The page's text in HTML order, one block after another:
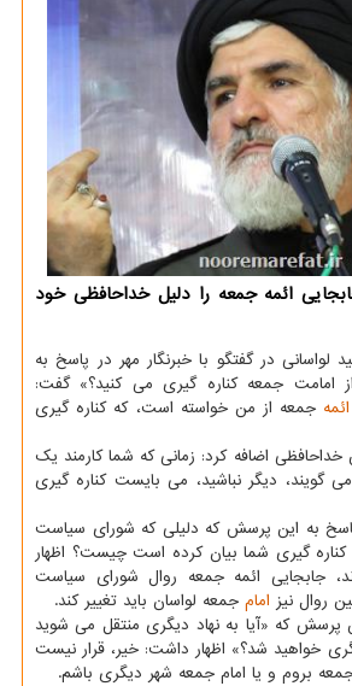
ائمه جمعه را دلیل خداحافظی خود
در گفتگو با خبرنگار مهر در پاسخ به
امامت جمعه کناره گیری می کنید؟» گفت:
ائمه جمعه از من خواسته است، که کناره گیری
اضافه کرد: زمانی که شما کارمند یک
گویند، دیگر نباشید، می بایست کناره گیری
به این پرسش که دلیلی که شورای سیاست
کناره گیری شما بیان کرده است چیست؟ اظهار
جابجایی ائمه جمعه روال شورای سیاست
روال نیز امام جمعه لواسان باید تغییر کند.
پرسش که «آیا به نهاد دیگری منتقل می شوید
خواهید شد؟» اظهار داشت: خیر، قرار نیست
بروم و یا امام جمعه شهر دیگری باشم.